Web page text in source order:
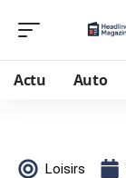
Actu Auto
Loisirs